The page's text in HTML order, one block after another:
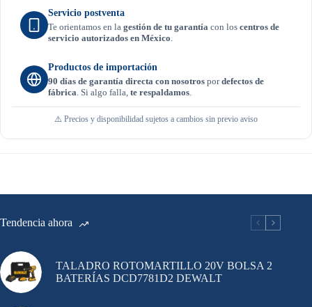
Servicio postventa
Te orientamos en la gestión de tu garantía con los centros de
servicio autorizados en México
Productos de importación
90 días de garantía directa con nosotros pordefectos de
fábrica . Si algo falla, te respaldamos
⚠️ Precios y disponibilidad sujetos a cambios sin previo aviso
Tendencia ahora
TALADRO ROTOMARTILLO 20V BOLSA 2
BATERÍAS DCD7781D2 DEWALT